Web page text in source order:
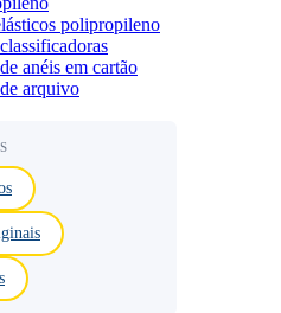
polipropileno
anéis em cartão
arquivo